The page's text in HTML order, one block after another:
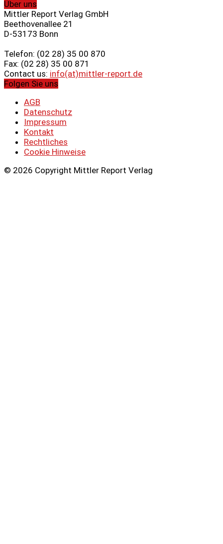
Über uns
Mittler Report Verlag GmbH
Beethovenallee 21
D-53173 Bonn
Telefon: (02 28) 35 00 870
Fax: (02 28) 35 00 871
Contact us: info(at)mittler-report.de
Folgen Sie uns
AGB
Datenschutz
Impressum
Kontakt
Rechtliches
Cookie Hinweise
© 2026 Copyright Mittler Report Verlag